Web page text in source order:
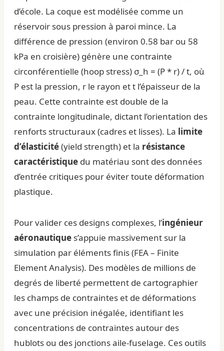
d’école. La coque est modélisée comme un
réservoir sous pression à paroi mince. La
différence de pression (environ 0.58 bar ou 58
kPa en croisière) génère une contrainte
circonférentielle (hoop stress) σ_h = (P * r) / t, où
P est la pression, r le rayon et t l’épaisseur de la
peau. Cette contrainte est double de la
contrainte longitudinale, dictant l’orientation des
renforts structuraux (cadres et lisses). La limite
d’élasticité(yield strength) et la résistance
caractéristique du matériau sont des données
d’entrée critiques pour éviter toute déformation
plastique.
Pour valider ces designs complexes, l’ingénieur
aéronautique s’appuie massivement sur la
simulation par éléments finis (FEA – Finite
Element Analysis). Des modèles de millions de
degrés de liberté permettent de cartographier
les champs de contraintes et de déformations
avec une précision inégalée, identifiant les
concentrations de contraintes autour des
hublots ou des jonctions aile-fuselage. Ces outils